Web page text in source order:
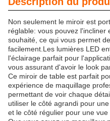
Non seulement le miroir est
réglable: vous pouvez l'incliner
souhaité, ce qui vous permet
facilement.Les lumières LED
l'éclairage parfait pour
vous assurant d'avoir le look
Ce miroir de table est parfait
expérience de maquillage
permettant de voir chaque
utiliser le côté agrandi pour
et le côté régulier pour une